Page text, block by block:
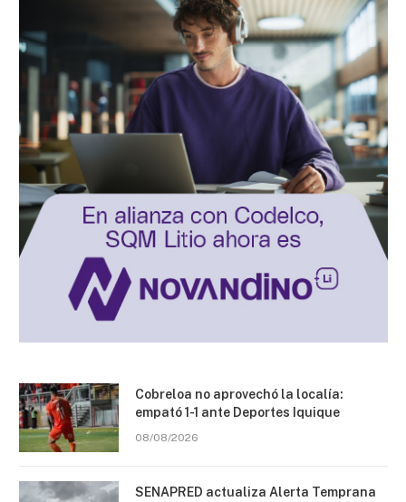
Cobreloa no aprovechó la localía:
empató 1-1 ante Deportes Iquique
08/08/2026
SENAPRED actualiza Alerta Temprana